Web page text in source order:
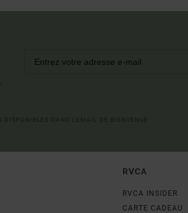
RVCA
RVCA INSIDER
CARTE CADEAU